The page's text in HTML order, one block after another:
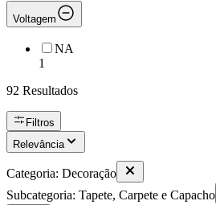
Voltagem
NA
1
92 Resultados
Filtros
Relevância
Categoria: Decoração
Subcategoria: Tapete, Carpete e Capacho